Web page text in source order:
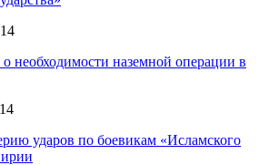
необходимости наземной операции в
ударов по боевикам «Исламского